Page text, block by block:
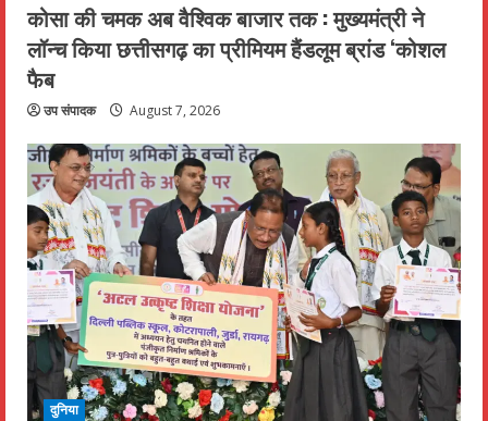
कोसा की चमक अब वैश्विक बाजार तक : मुख्यमंत्री ने
लॉन्च किया छत्तीसगढ़ का प्रीमियम हैंडलूम ब्रांड ‘कोशल
फैब
उप संपादक August 7, 2026
दुनिया